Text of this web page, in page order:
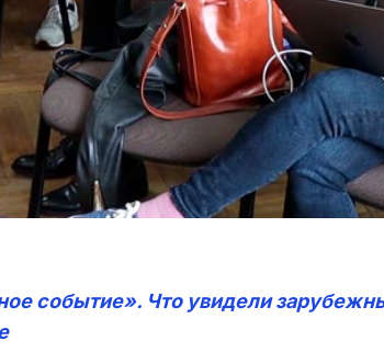
событие». Что увидели